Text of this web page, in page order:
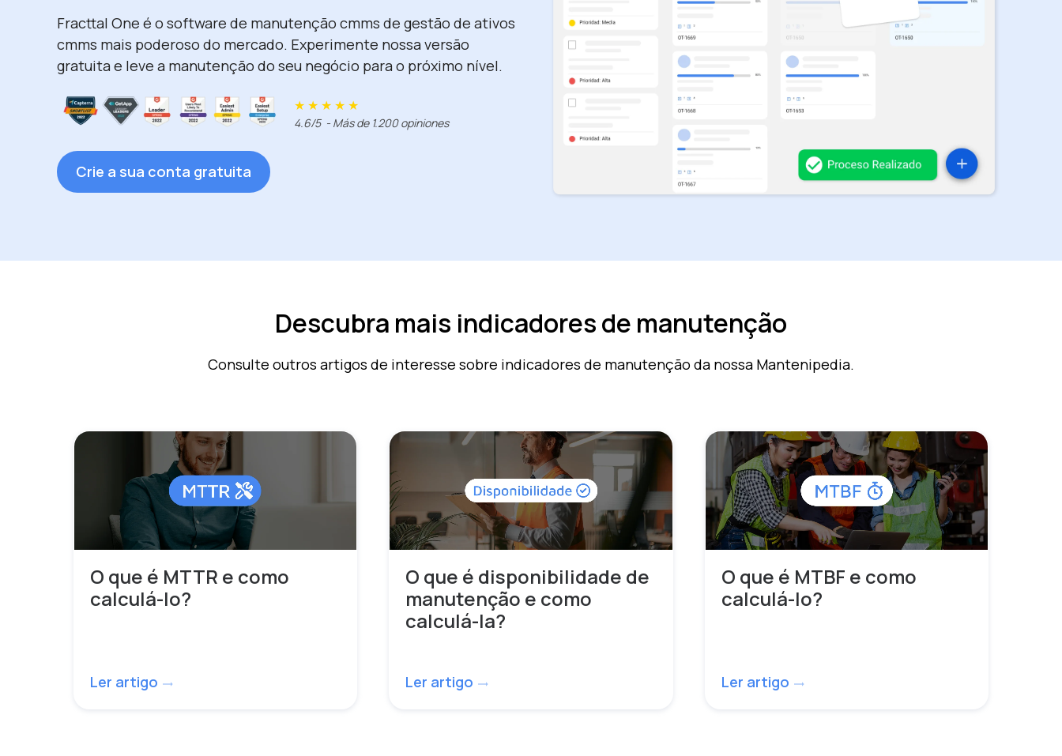
Fracttal One é o software de manutenção cmms de gestão de ativos
cmms mais poderoso do mercado. Experimente nossa versão
gratuita e leve a manutenção do seu negócio para o próximo nível.
★ ★ ★ ★ ★
4.6/5 - Más de 1.200 opiniones
Crie a sua conta gratuita
Descubra mais indicadores de manutenção
Consulte outros artigos de interesse sobre indicadores de manutenção da nossa Mantenipedia.
O que é MTTR e como
calculá-lo?
Ler artigo trending_flat
O que é disponibilidade de
manutenção e como
calculá-la?
Ler artigo trending_flat
O que é MTBF e como
calculá-lo?
Ler artigo trending_flat